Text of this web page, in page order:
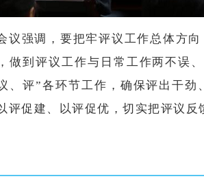
议强调，要把牢评议工作总体方
做到评议工作与日常工作两不误
、评”各环节工作，确保评出干
评促建、以评促优，切实把评议